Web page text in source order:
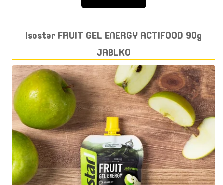
Isostar FRUIT GEL ENERGY ACTIFOOD 90g
JABLKO